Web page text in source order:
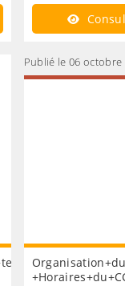
Publié le 06 octobre